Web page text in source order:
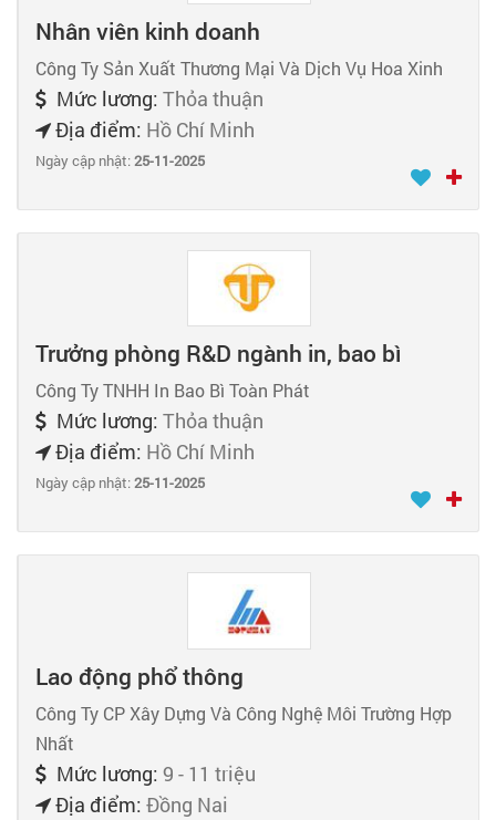
Nhân viên kinh doanh
Công Ty Sản Xuất Thương Mại Và Dịch Vụ Hoa Xinh
Mức lương: Thỏa thuận
Địa điểm: Hồ Chí Minh
Ngày cập nhật:25-11-2025
Trưởng phòng R&D ngành in, bao bì
Công Ty TNHH In Bao Bì Toàn Phát
Mức lương: Thỏa thuận
Địa điểm: Hồ Chí Minh
Ngày cập nhật:25-11-2025
Lao động phổ thông
Công Ty CP Xây Dựng Và Công Nghệ Môi Trường Hợp
Nhất
Mức lương: 9 - 11 triệu
Địa điểm: Đồng Nai